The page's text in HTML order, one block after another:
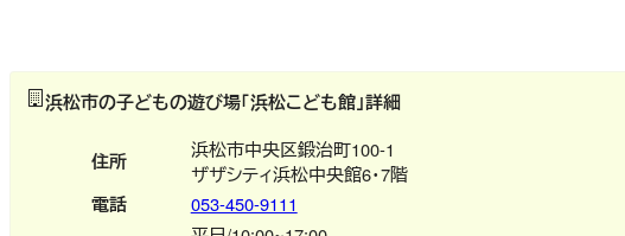
浜松市の子どもの遊び場「浜松こども館」詳細
住所
浜松市中央区鍛治町100-1
ザザシティ浜松中央館6・7階
電話 053-450-9111